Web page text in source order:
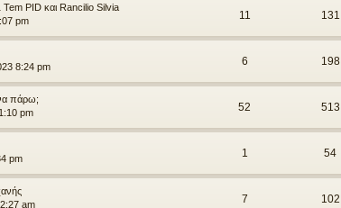
PID και Rancilio Silvia
pm 11 131
8:24 pm 6 198
πάρω;
pm 52 513
pm 1 54
am 7 102